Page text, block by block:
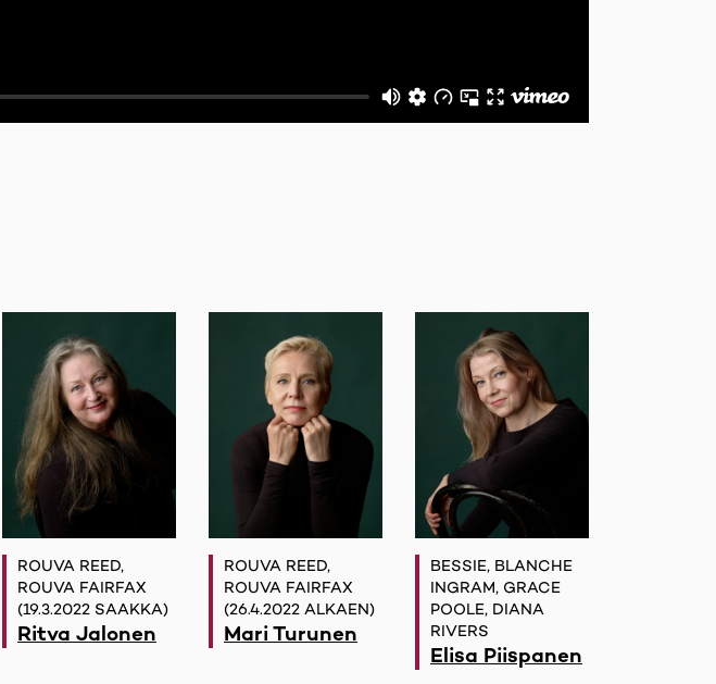
ROUVA REED,
ROUVA FAIRFAX
(19.3.2022 SAAKKA)
Ritva Jalonen
ROUVA REED,
ROUVA FAIRFAX
(26.4.2022 ALKAEN)
Mari Turunen
BESSIE, BLANCHE
INGRAM, GRACE
POOLE, DIANA
RIVERS
Elisa Piispanen